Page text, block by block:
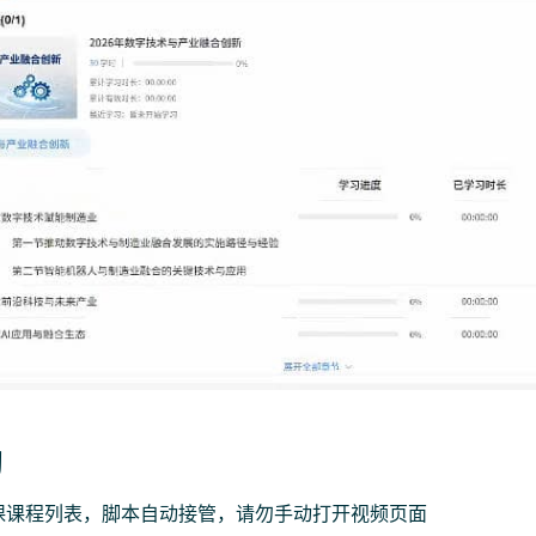
程列表，脚本自动接管，请勿手动打开视频页面